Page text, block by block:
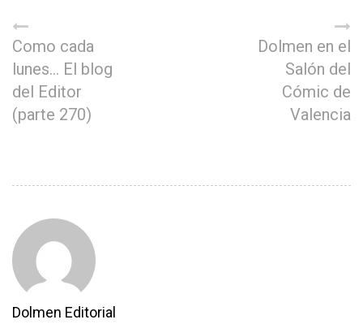
Como cada
lunes… El blog
del Editor
(parte 270)
Dolmen en el
Salón del
Cómic de
Valencia
Dolmen Editorial